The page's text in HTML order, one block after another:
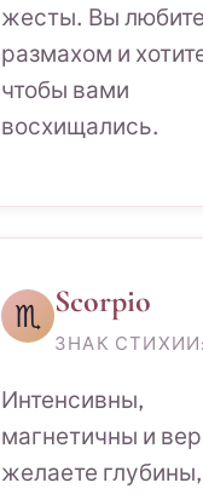
жесты. Вы
размахом и
чтобы вами
восхищались.
♏ Scorpio
ЗНАК
Интенсивны,
магнетичны и
желаете глубины,